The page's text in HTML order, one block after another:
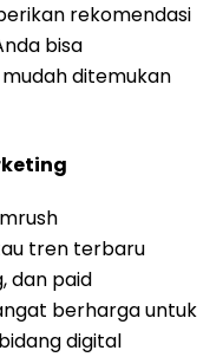
rekomendasi
bisa
ditemukan
tren terbaru
dan paid
berharga untuk
digital